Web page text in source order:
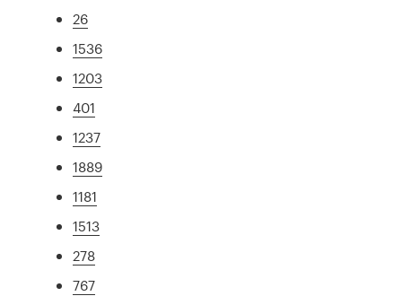
26
1536
1203
401
1237
1889
1181
1513
278
767